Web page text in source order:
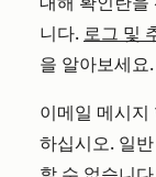
니다. 로그 및
을 알아보세요.
이메일 메시지
하십시오. 일